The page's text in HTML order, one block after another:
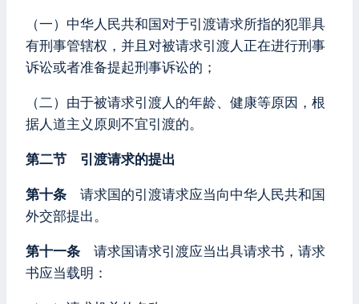
（一）中华人民共和国对于引渡请求所指的犯罪具
有刑事管辖权，并且对被请求引渡人正在进行刑事
诉讼或者准备提起刑事诉讼的；
（二）由于被请求引渡人的年龄、健康等原因，根
据人道主义原则不宜引渡的。
第二节 引渡请求的提出
第十条 请求国的引渡请求应当向中华人民共和国
外交部提出。
第十一条 请求国请求引渡应当出具请求书，请求
书应当载明：